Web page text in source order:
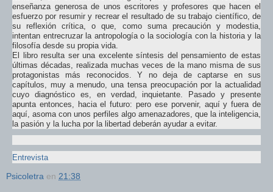
enseñanza generosa de unos escritores y profesores que hacen el
esfuerzo por resumir y recrear el resultado de su trabajo científico, de
su reflexión crítica, o que, como suma precaución y modestia,
intentan entrecruzar la antropología o la sociología con la historia y la
filosofía desde su propia vida.
El libro resulta ser una excelente síntesis del pensamiento de estas
últimas décadas, realizada muchas veces de la mano misma de sus
protagonistas más reconocidos. Y no deja de captarse en sus
capítulos, muy a menudo, una tensa preocupación por la actualidad
cuyo diagnóstico es, en verdad, inquietante. Pasado y presente
apunta entonces, hacia el futuro: pero ese porvenir, aquí y fuera de
aquí, asoma con unos perfiles algo amenazadores, que la inteligencia,
la pasión y la lucha por la libertad deberán ayudar a evitar.
Entrevista
Psicoletra en 21:38